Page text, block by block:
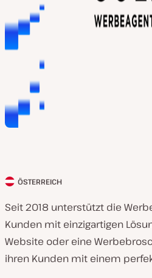
L
a
n
d
d
ÖSTERREICH
Seit 2018 unterstützt die
Kunden mit einzigartigen
Website oder eine
ihren Kunden mit einem